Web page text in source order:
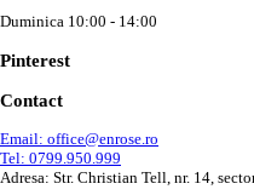
Duminica 10:00 - 14:00
Pinterest
Contact
Email: office@enrose.ro
Tel: 0799.950.999
Adresa: Str. Christian Tell, nr. 14,